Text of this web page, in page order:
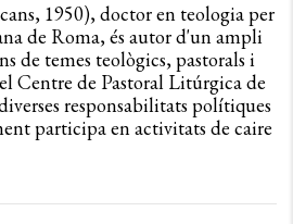
1950), doctor en teologia per
de Roma, és autor d'un ampli
de temes teològics, pastorals i
Centre de Pastoral Litúrgica de
responsabilitats polítiques
participa en activitats de caire